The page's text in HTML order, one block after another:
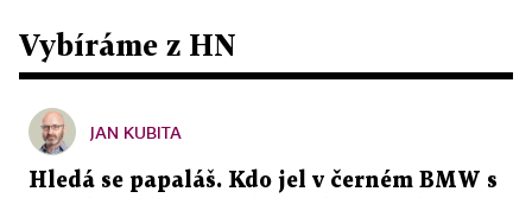
Vybíráme z HN
JAN KUBITA
Hledá se papaláš. Kdo jel v černém BMW s